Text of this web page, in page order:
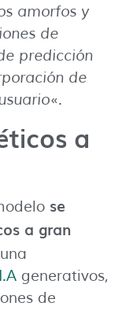
amorfos y
de
predicción
de
«.
a
se
a gran
I.A generativos,
de